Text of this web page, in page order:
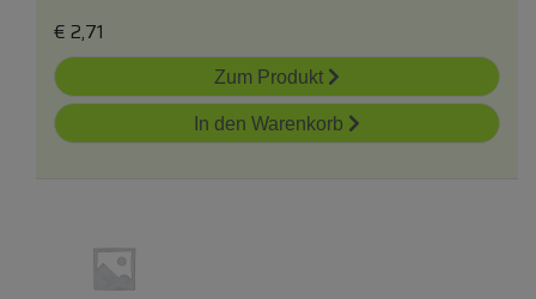
€ 2,71
Zum Produkt
In den Warenkorb